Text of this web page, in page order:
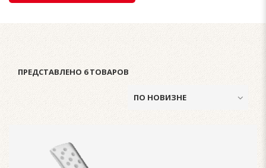
ПРЕДСТАВЛЕНО 6 ТОВАРОВ